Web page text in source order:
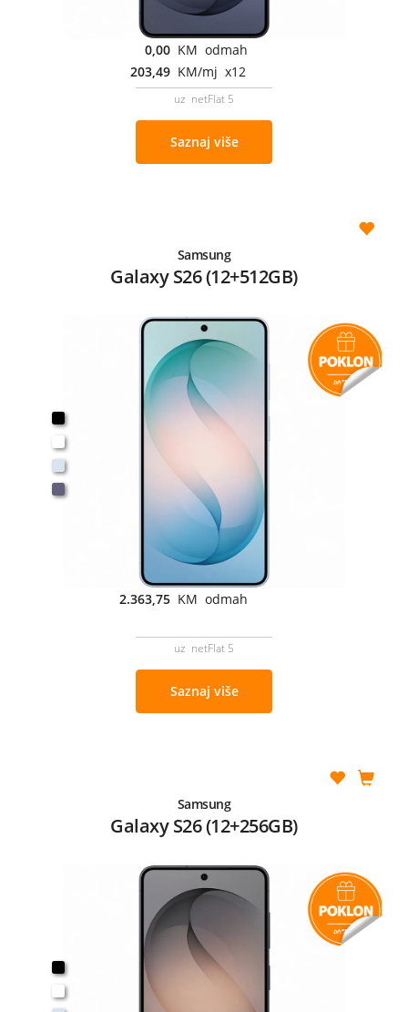
0,00 KM odmah
203,49 KM/mj x12
uz netFlat 5
Saznaj više
Samsung
Galaxy S26 (12+512GB)
2.363,75 KM odmah
uz netFlat 5
Saznaj više
Samsung
Galaxy S26 (12+256GB)